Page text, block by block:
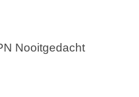
Nooitgedacht